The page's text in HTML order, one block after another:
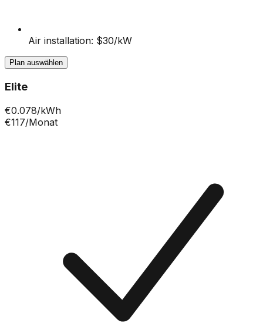
Air installation: $30/kW
Plan auswählen
Elite
€0.078/kWh
€117/Monat